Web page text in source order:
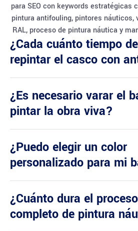
para SEO con keywords estratégicas
pintura antifouling, pintores náuticos,
RAL, proceso de pintura náutica y
¿Cada cuánto tiempo
repintar el casco con
¿Es necesario varar el
pintar la obra viva?
¿Puedo elegir un color
personalizado para mi
¿Cuánto dura el proceso
completo de pintura